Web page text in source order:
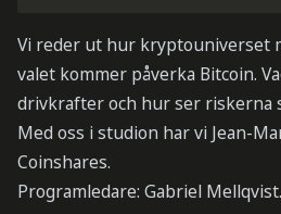
Vi reder ut hur kryptouniverset
valet kommer påverka Bitcoin.
drivkrafter och hur ser riskerna
Med oss i studion har vi Jean-
Coinshares.
Programledare: Gabriel Mellqvist.